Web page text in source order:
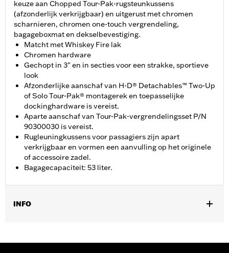
keuze aan Chopped Tour-Pak-rugsteunkussens
(afzonderlijk verkrijgbaar) en uitgerust met chromen
scharnieren, chromen one-touch vergrendeling,
bagageboxmat en dekselbevestiging.
Matcht met Whiskey Fire lak
Chromen hardware
Gechopt in 3" en in secties voor een strakke, sportieve
look
Afzonderlijke aanschaf van H-D® Detachables™ Two-Up
of Solo Tour-Pak® montagerek en toepasselijke
dockinghardware is vereist.
Aparte aanschaf van Tour-Pak-vergrendelingsset P/N
90300030 is vereist.
Rugleuningkussens voor passagiers zijn apart
verkrijgbaar en vormen een aanvulling op het originele
of accessoire zadel.
Bagagecapaciteit: 53 liter.
INFO